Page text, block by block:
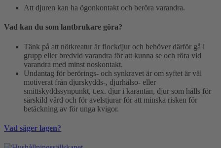
Att djuren kan ha ögonkontakt och beröra varandra.
Vad kan du som lantbrukare göra?
Tänk på att nötkreatur är flockdjur och behöver därför gå i
grupp eller bredvid varandra för att kunna se och röra vid
varandra med minst noskontakt.
Undantag för berörings- och synkravet är om syftet är väl
motiverat från djurskydds-, djurhälso- eller
smittskyddssynpunkt, t.ex. djur i karantän, djur som hålls för
särskild vård och för avelstjurar för att minska risken för
betäckning av för unga kvigor.
Vad säger lagen?